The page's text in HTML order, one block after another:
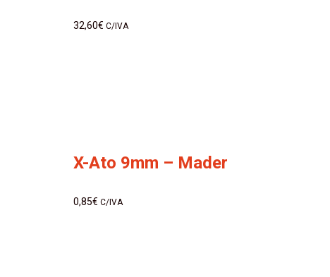
32,60€ C/IVA
X-Ato 9mm – Mader
0,85€ C/IVA